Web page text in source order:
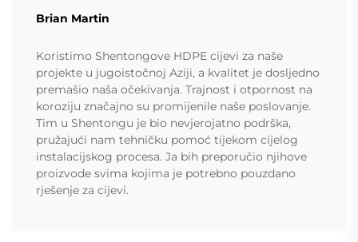
Brian Martin
Koristimo Shentongove HDPE cijevi za naše
projekte u jugoistočnoj Aziji, a kvalitet je dosljedno
premašio naša očekivanja. Trajnost i otpornost na
koroziju značajno su promijenile naše poslovanje.
Tim u Shentongu je bio nevjerojatno podrška,
pružajući nam tehničku pomoć tijekom cijelog
instalacijskog procesa. Ja bih preporučio njihove
proizvode svima kojima je potrebno pouzdano
rješenje za cijevi.